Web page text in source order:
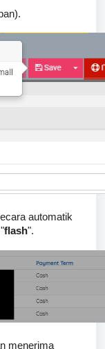
automatik
flash".
menerima